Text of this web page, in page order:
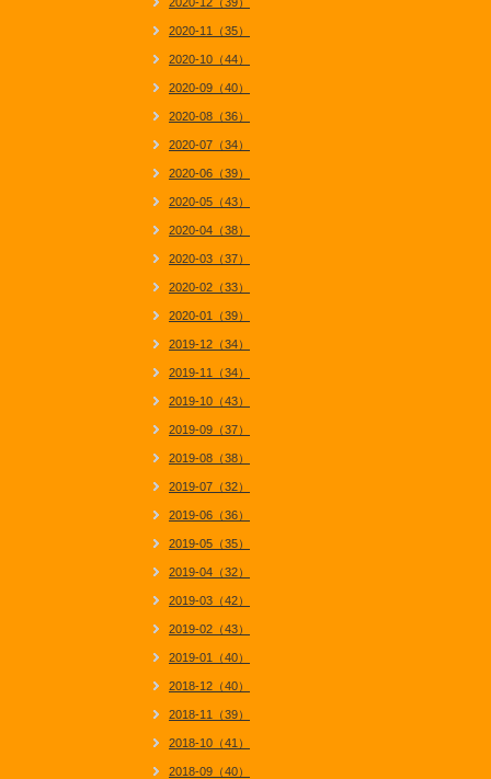
2020-11（35）
2020-10（44）
2020-09（40）
2020-08（36）
2020-07（34）
2020-06（39）
2020-05（43）
2020-04（38）
2020-03（37）
2020-02（33）
2020-01（39）
2019-12（34）
2019-11（34）
2019-10（43）
2019-09（37）
2019-08（38）
2019-07（32）
2019-06（36）
2019-05（35）
2019-04（32）
2019-03（42）
2019-02（43）
2019-01（40）
2018-12（40）
2018-11（39）
2018-10（41）
2018-09（40）